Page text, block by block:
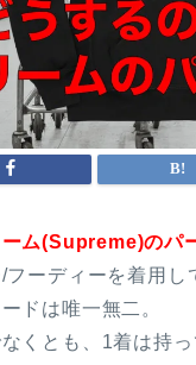
ム(Supreme)のパ
ーディーを着用
ドは唯一無二。
くとも、1着は持